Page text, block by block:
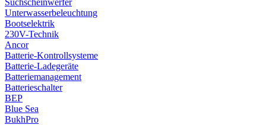
Suchscheinwerfer
Unterwasserbeleuchtung
Bootselektrik
230V-Technik
Ancor
Batterie-Kontrollsysteme
Batterie-Ladegeräte
Batteriemanagement
Batterieschalter
BEP
Blue Sea
BukhPro